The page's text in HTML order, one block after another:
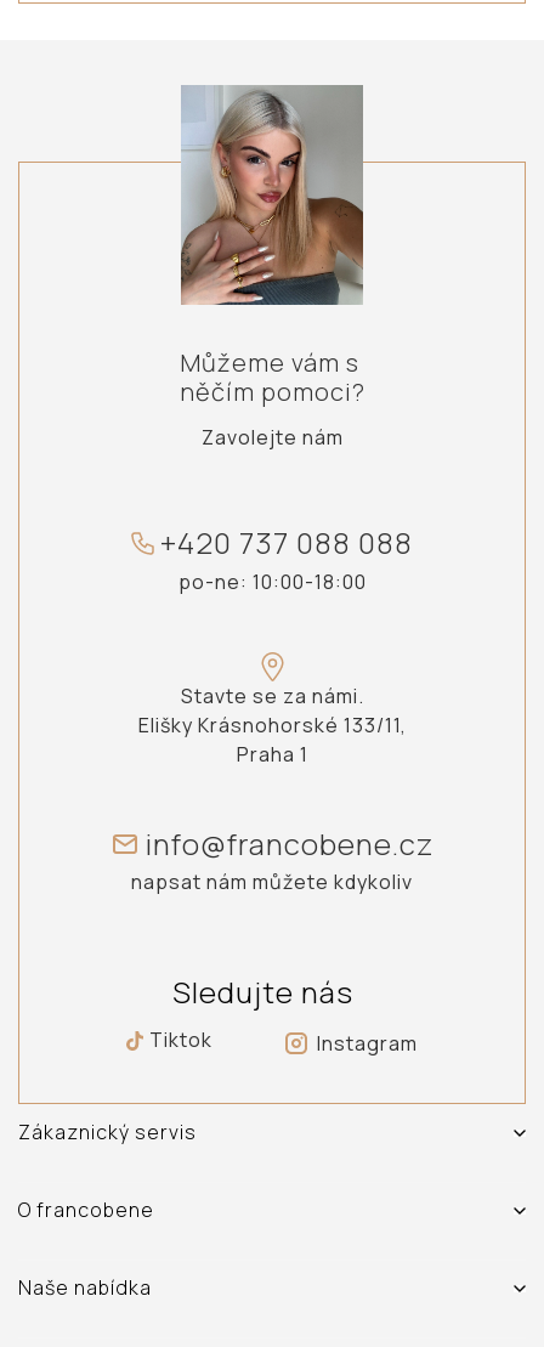
Můžeme vám s
něčím pomoci?
Zavolejte nám
+420 737 088 088
po-ne: 10:00-18:00
Stavte se za námi.
Elišky Krásnohorské 133/11,
Praha 1
info@francobene.cz
napsat nám můžete kdykoliv
Sledujte nás
Tiktok Instagram
Zákaznický servis
Doprava a platba
Ochrana osobních údajů
O francobene
Prodejna
Naše nabídka